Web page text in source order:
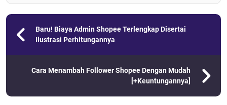
Baru! Biaya Admin Shopee Terlengkap Disertai
Ilustrasi Perhitungannya
Cara Menambah Follower Shopee Dengan Mudah
[+Keuntungannya]